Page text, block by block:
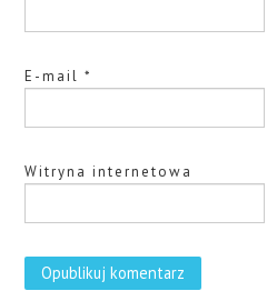
E-mail*
Witryna internetowa